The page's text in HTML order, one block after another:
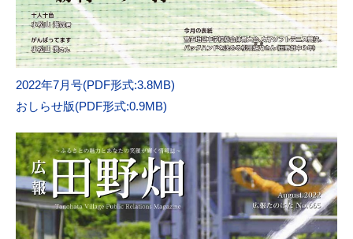
2022年7月号(PDF形式:3.8MB)
おしらせ版(PDF形式:0.9MB)